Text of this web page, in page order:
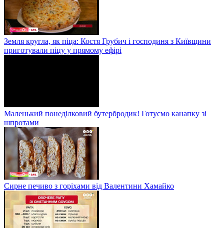
Земля кругла, як піца: Костя Грубич і господиня з Київщини
приготували піцу у прямому ефірі
Маленький понеділковий бутербродик! Готуємо канапку зі
шпротами
Сирне печиво з горіхами від Валентини Хамайко